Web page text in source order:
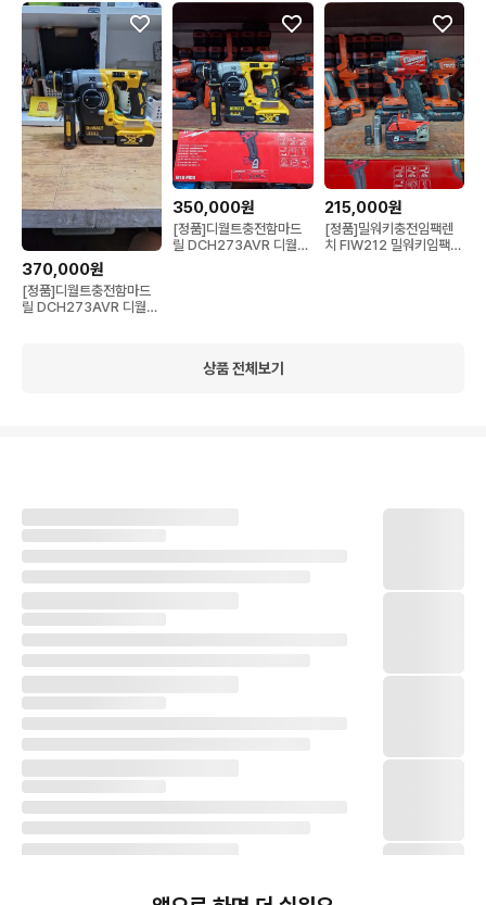
370,000원
[정품]디월트충전함마드
릴 DCH273AVR 디월트
350,000원
[정품]디월트충전함마드
릴 DCH273AVR 디월트
215,000원
[정품]밀워키충전임팩렌
치 FIW212 밀워키임팩렌
상품 전체보기